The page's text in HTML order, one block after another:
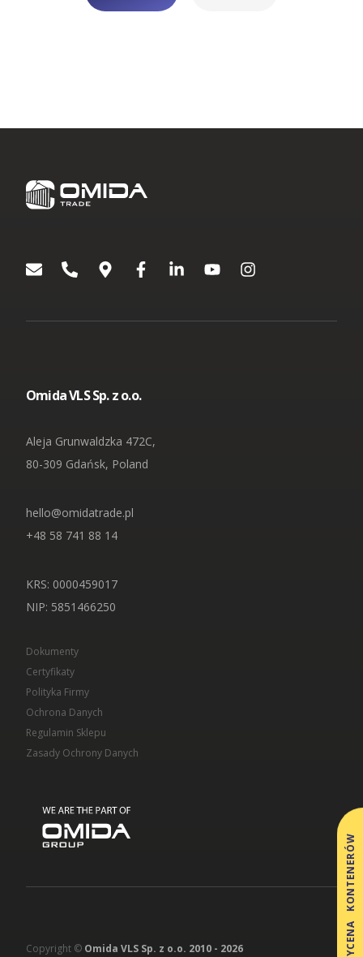
Omida VLS Sp. z o.o.
Aleja Grunwaldzka 472C,
80-309 Gdańsk, Poland
hello@omidatrade.pl
+48 58 741 88 14
KRS: 0000459017
NIP: 5851466250
Dokumenty
Certyfikaty
Polityka Firmy
Ochrona Danych
Regulamin Sklepu
Zasady Ochrony Danych
Copyright © Omida VLS Sp. z o.o. 2010 - 2026 WYCENA KONTENERÓW